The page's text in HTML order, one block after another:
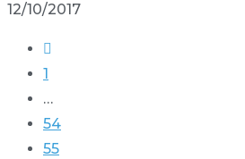
12/10/2017
1
…
54
55